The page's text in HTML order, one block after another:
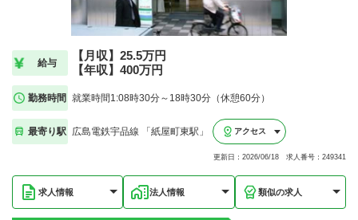
給与
【月収】25.5万円
【年収】400万円
勤務時間 就業時間1:08時30分～18時30分（休憩60分）
最寄り駅 広島電鉄宇品線 「紙屋町東駅」 アクセス
更新日：2026/06/18 求人番号：249341
求人情報 法人情報 類似の求人